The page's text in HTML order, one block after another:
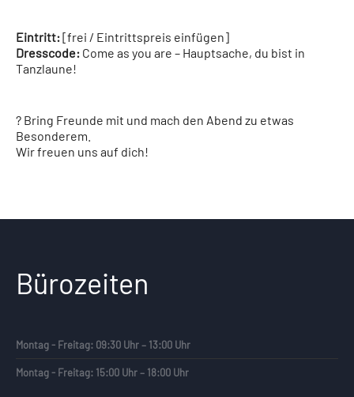
Eintritt:[frei / Eintrittspreis einfügen]
Dresscode: Come as you are – Hauptsache, du bist in
Tanzlaune!
? Bring Freunde mit und mach den Abend zu etwas
Besonderem.
Wir freuen uns auf dich!
Bürozeiten
Montag - Freitag: 09:30 Uhr – 13:00 Uhr
Montag - Freitag: 15:00 Uhr – 18:00 Uhr